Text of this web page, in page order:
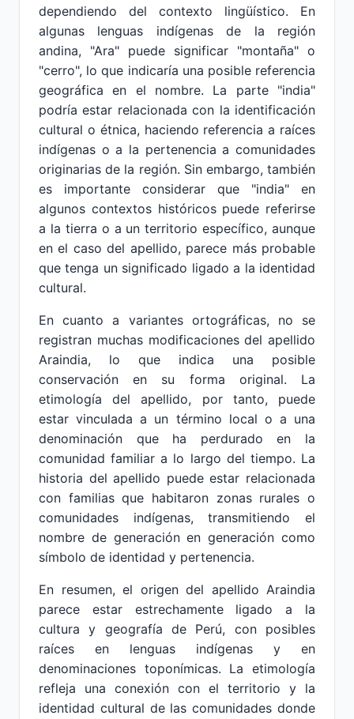
dependiendo del contexto lingüístico. En
algunas lenguas indígenas de la región
andina, "Ara" puede significar "montaña" o
"cerro", lo que indicaría una posible referencia
geográfica en el nombre. La parte "india"
podría estar relacionada con la identificación
cultural o étnica, haciendo referencia a raíces
indígenas o a la pertenencia a comunidades
originarias de la región. Sin embargo, también
es importante considerar que "india" en
algunos contextos históricos puede referirse
a la tierra o a un territorio específico, aunque
en el caso del apellido, parece más probable
que tenga un significado ligado a la identidad
cultural.
En cuanto a variantes ortográficas, no se
registran muchas modificaciones del apellido
Araindia, lo que indica una posible
conservación en su forma original. La
etimología del apellido, por tanto, puede
estar vinculada a un término local o a una
denominación que ha perdurado en la
comunidad familiar a lo largo del tiempo. La
historia del apellido puede estar relacionada
con familias que habitaron zonas rurales o
comunidades indígenas, transmitiendo el
nombre de generación en generación como
símbolo de identidad y pertenencia.
En resumen, el origen del apellido Araindia
parece estar estrechamente ligado a la
cultura y geografía de Perú, con posibles
raíces en lenguas indígenas y en
denominaciones toponímicas. La etimología
refleja una conexión con el territorio y la
identidad cultural de las comunidades donde